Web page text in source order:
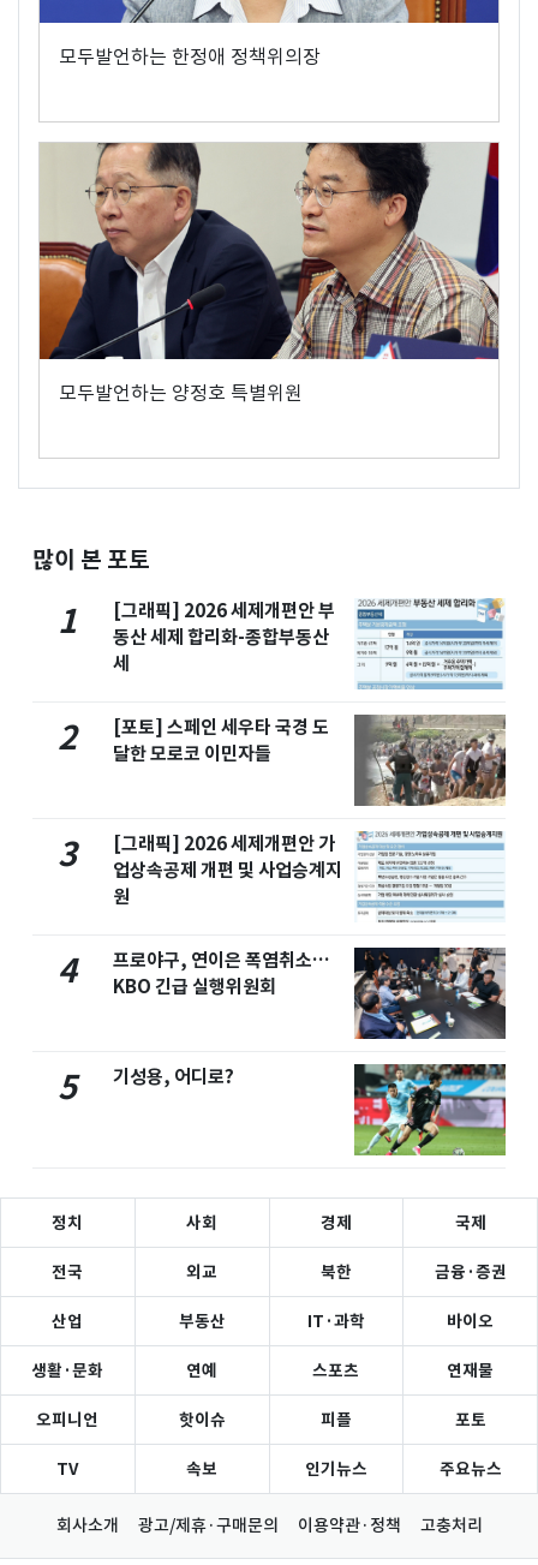
모두발언하는 한정애 정책위의장
모두발언하는 양정호 특별위원
많이 본 포토
1
[그래픽] 2026 세제개편안 부
동산 세제 합리화-종합부동산
세
2
[포토] 스페인 세우타 국경 도
달한 모로코 이민자들
3
[그래픽] 2026 세제개편안 가
업상속공제 개편 및 사업승계지
원
4
프로야구, 연이은 폭염취소…
KBO 긴급 실행위원회
5 기성용, 어디로?
정치 사회 경제 국제
전국 외교 북한 금융·증권
산업 부동산 IT·과학 바이오
생활·문화 연예 스포츠 연재물
오피니언 핫이슈 피플 포토
TV 속보 인기뉴스 주요뉴스
회사소개 광고/제휴·구매문의 이용약관·정책 고충처리